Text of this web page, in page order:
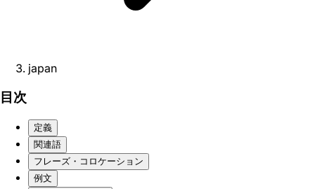
japan
目次
定義
関連語
フレーズ・コロケーション
例文